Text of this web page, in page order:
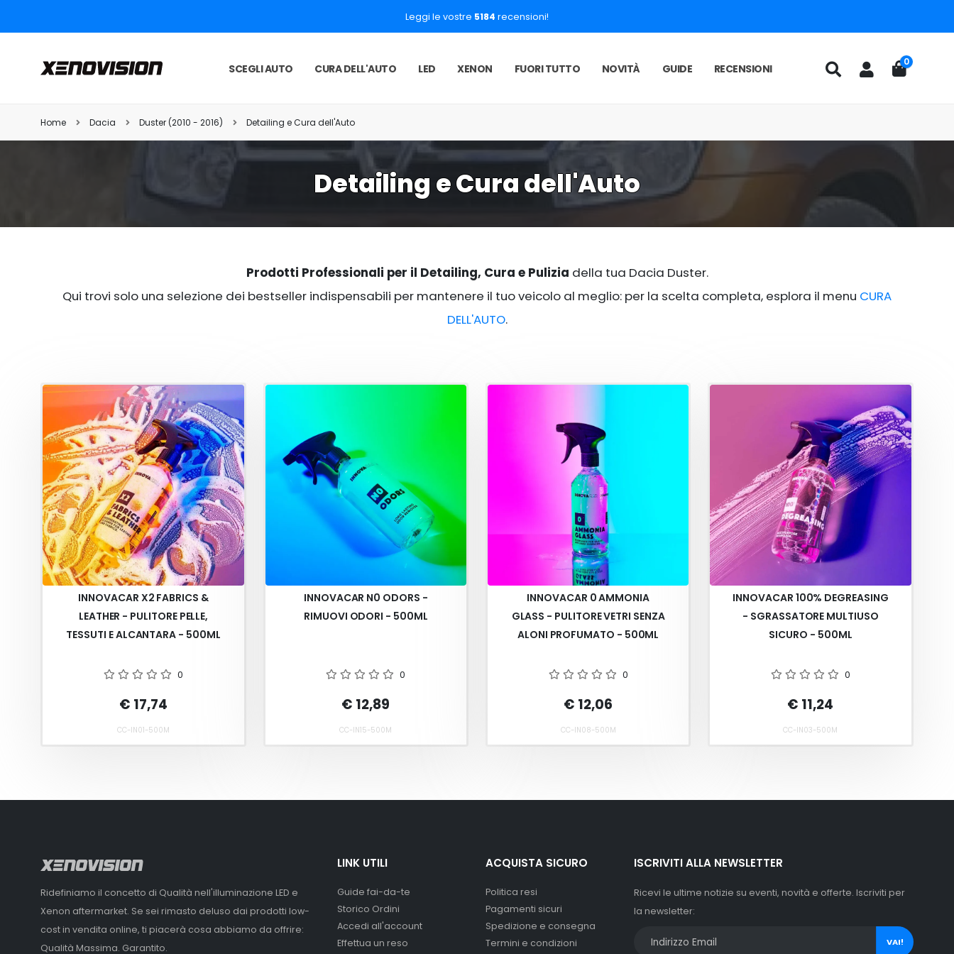
Leggi le vostre 5184 recensioni!
SCEGLI AUTO CURA DELL'AUTO LED XENON FUORI TUTTO NOVITÀ GUIDE RECENSIONI
0
Home Dacia Duster (2010 - 2016) Detailing e Cura dell'Auto
Detailing e Cura dell'Auto
Prodotti Professionali per il Detailing, Cura e Pulizia della tua Dacia Duster.
Qui trovi solo una selezione dei bestseller indispensabili per mantenere il tuo veicolo al meglio: per la scelta completa, esplora il menu CURA
DELL'AUTO.
INNOVACAR X2 FABRICS &
LEATHER - PULITORE PELLE,
TESSUTI E ALCANTARA - 500ML
0
€ 17,74
CC-IN01-500M
INNOVACAR N0 ODORS -
RIMUOVI ODORI - 500ML
0
€ 12,89
CC-IN15-500M
INNOVACAR 0 AMMONIA
GLASS - PULITORE VETRI SENZA
ALONI PROFUMATO - 500ML
0
€ 12,06
CC-IN08-500M
INNOVACAR 100% DEGREASING
- SGRASSATORE MULTIUSO
SICURO - 500ML
0
€ 11,24
CC-IN03-500M
Ridefiniamo il concetto di Qualità nell'illuminazione LED e
Xenon aftermarket. Se sei rimasto deluso dai prodotti low-
cost in vendita online, ti piacerà cosa abbiamo da offrire:
Qualità Massima. Garantito.
LINK UTILI
Guide fai-da-te
Storico Ordini
Accedi all'account
Effettua un reso
ACQUISTA SICURO
Politica resi
Pagamenti sicuri
Spedizione e consegna
Termini e condizioni
ISCRIVITI ALLA NEWSLETTER
Ricevi le ultime notizie su eventi, novità e offerte. Iscriviti per
la newsletter:
VAI!